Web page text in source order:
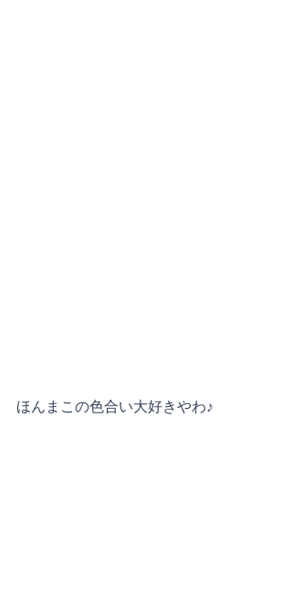
ほんまこの色合い大好きやわ♪